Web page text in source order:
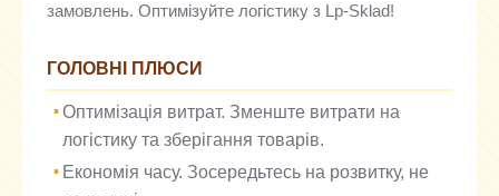
замовлень. Оптимізуйте логістику з Lp-Sklad!
ГОЛОВНІ ПЛЮСИ
Оптимізація витрат. Зменште витрати на
логістику та зберігання товарів.
Економія часу. Зосередьтесь на розвитку, не